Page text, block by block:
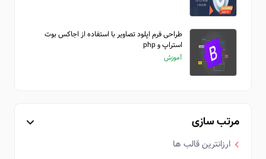
طراحی فرم اپلود تصاویر با استفاده از اجاکس بوت
استراپ و php
آموزش
مرتب سازی
ارزانترین قالب ها